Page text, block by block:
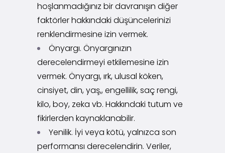
hoşlanmadığınız bir davranışın diğer
faktörler hakkındaki düşüncelerinizi
renklendirmesine izin vermek.
Önyargı. Önyargınızın
derecelendirmeyi etkilemesine izin
vermek. Önyargı, ırk, ulusal köken,
cinsiyet, din, yaş,, engellilik, saç rengi,
kilo, boy, zeka vb. Hakkındaki tutum ve
fikirlerden kaynaklanabilir.
Yenilik. İyi veya kötü, yalnızca son
performansı derecelendirin. Veriler,